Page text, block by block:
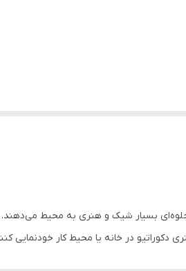
بسیار شیک و هنری به محیط می‌دهند.
دکوراتیو در خانه یا محیط کار خودنمایی